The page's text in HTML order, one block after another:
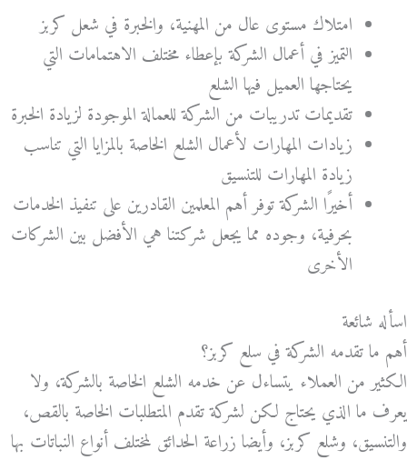
امتلاك مستوى عال من المهنية، والخبرة في شعل كربز
التميز في أعمال الشركة بإعطاء مختلف الاهتمامات التي
يحتاجها العميل فيها الشلع
تقديمات تدريبات من الشركة للعمالة الموجودة لزيادة الخبرة
زيادات المهارات لأعمال الشلع الخاصة بالمزايا التي تناسب
زيادة المهارات للتنسيق
أخيرًا الشركة توفر أهم المعلمين القادرين على تنفيذ الخدمات
بحرفية، وجوده مما يجعل شركتنا هي الأفضل بين الشركات
الأخرى
اسأله شائعة
أهم ما تقدمه الشركة في سلع كربز؟
الكثير من العملاء يتساءل عن خدمه الشلع الخاصة بالشركة، ولا
يعرف ما الذي يحتاج لكن لشركة تقدم المتطلبات الخاصة بالقص،
والتنسيق، وشلع كربز، وأيضا زراعة الحدائق لمختلف أنواع النباتات بها